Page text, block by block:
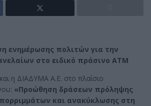
ενημέρωσης πολιτών για την
στο ειδικό πράσινο ΑΤΜ
η ΔΙΑΔΥΜΑ Α.Ε. στο πλαίσιο
«Προώθηση δράσεων πρόληψης
και ανακύκλωσης στη